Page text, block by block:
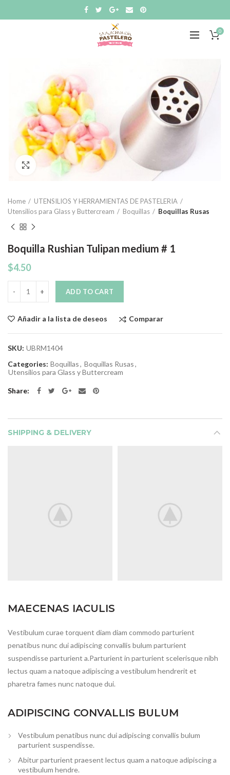
0
Click to enlarge
Home
UTENSILIOS Y HERRAMIENTAS DE PASTELERIA
Utensilios para Glass y Buttercream
Boquillas Boquillas Rusas
Boquilla Rushian Tulipan medium # 1
$4.50
ADD TO CART
Añadir a la lista de deseos Comparar
SKU: UBRM1404
Categories: Boquillas, Boquillas Rusas,
Utensilios para Glass y Buttercream
Share
SHIPPING & DELIVERY
MAECENAS IACULIS
Vestibulum curae torquent diam diam commodo parturient
penatibus nunc dui adipiscing convallis bulum parturient
suspendisse parturient a.Parturient in parturient scelerisque nibh
lectus quam a natoque adipiscing a vestibulum hendrerit et
pharetra fames nunc natoque dui.
ADIPISCING CONVALLIS BULUM
Vestibulum penatibus nunc dui adipiscing convallis bulum
parturient suspendisse.
Abitur parturient praesent lectus quam a natoque adipiscing a
vestibulum hendre.